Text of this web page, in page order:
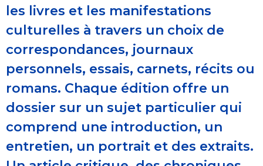
les livres et les manifestations
culturelles à travers un choix de
correspondances, journaux
personnels, essais, carnets, récits ou
romans. Chaque édition offre un
dossier sur un sujet particulier qui
comprend une introduction, un
entretien, un portrait et des extraits.